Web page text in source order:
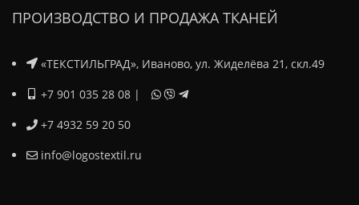
ПРОИЗВОДСТВО И ПРОДАЖА ТКАНЕЙ
«ТЕКСТИЛЬГРАД», Иваново, ул. Жиделёва 21, скл.49
+7 901 035 28 08 |
+7 4932 59 20 50
info@logostextil.ru